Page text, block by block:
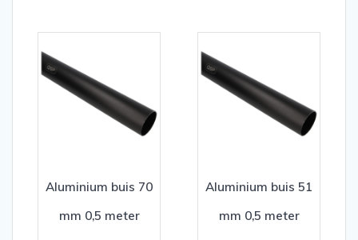
Aluminium buis 70
mm 0,5 meter
Aluminium buis 51
mm 0,5 meter